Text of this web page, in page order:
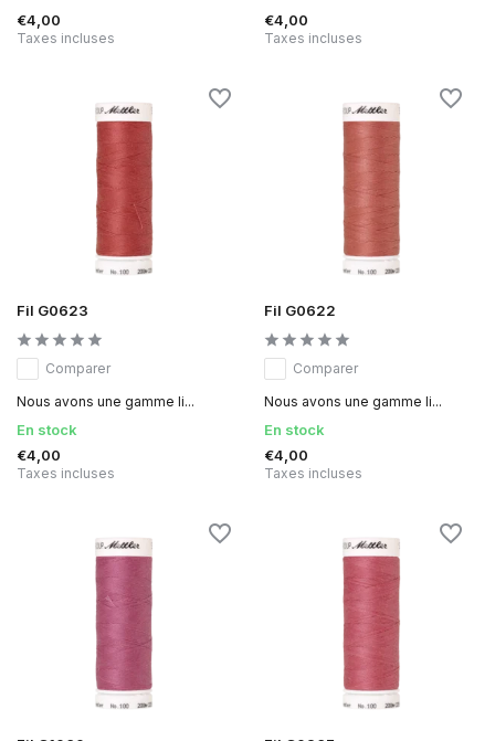
€4,00
Taxes incluses
€4,00
Taxes incluses
Fil G0623
Comparer
Nous avons une gamme li...
En stock
€4,00
Taxes incluses
Fil G0622
Comparer
Nous avons une gamme li...
En stock
€4,00
Taxes incluses